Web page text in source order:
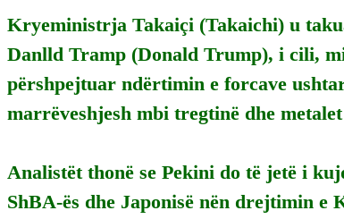
Kryeministrja Takaiçi (Takaichi) u
Danlld Tramp (Donald Trump), i cili,
përshpejtuar ndërtimin e forcave
marrëveshjesh mbi tregtinë dhe
Analistët thonë se Pekini do të jetë i
ShBA-ës dhe Japonisë nën drejtimin